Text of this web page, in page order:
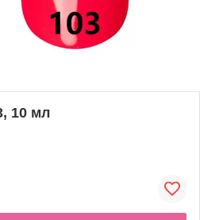
10 мл